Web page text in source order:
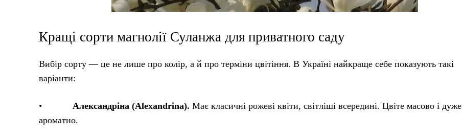
Кращі сорти магнолії Суланжа для приватного саду
Вибір сорту — це не лише про колір, а й про терміни цвітіння. В Україні найкраще себе показують такі
варіанти:
• Александріна (Alexandrina). Має класичні рожеві квіти, світліші всередині. Цвіте масово і дуже
ароматно.